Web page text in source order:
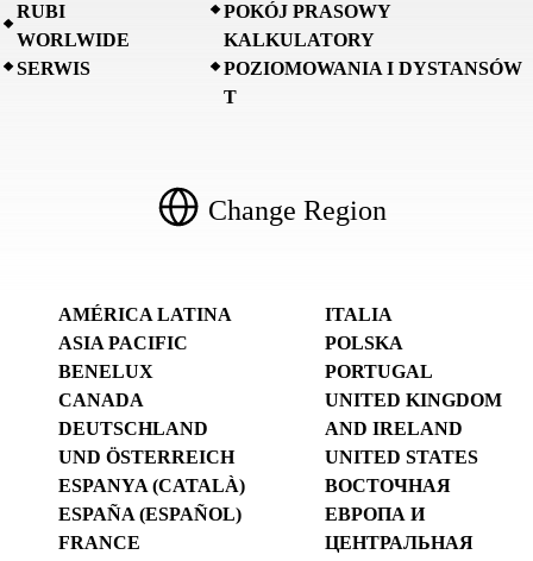
RUBI
WORLWIDE
SERWIS
POKÓJ PRASOWY
KALKULATORY
POZIOMOWANIA I DYSTANSÓW
T
Change Region
AMÉRICA LATINA
ASIA PACIFIC
BENELUX
CANADA
DEUTSCHLAND
UND ÖSTERREICH
ESPANYA (CATALÀ)
ESPAÑA (ESPAÑOL)
FRANCE
ITALIA
POLSKA
PORTUGAL
UNITED KINGDOM
AND IRELAND
UNITED STATES
ВОСТОЧНАЯ
ЕВРОПА И
ЦЕНТРАЛЬНАЯ